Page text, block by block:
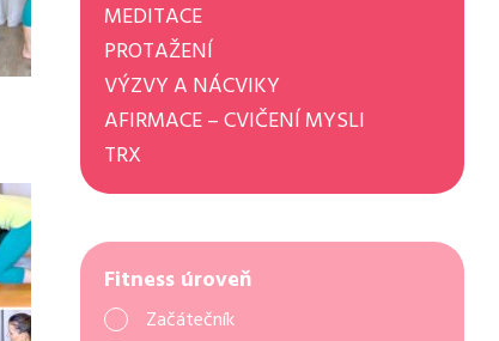
MEDITACE
PROTAŽENÍ
VÝZVY A NÁCVIKY
AFIRMACE – CVIČENÍ MYSLI
TRX
Fitness úroveň
Začátečník